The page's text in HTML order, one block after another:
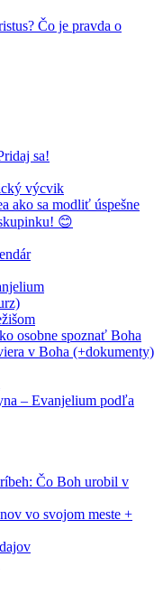
Čo je pravda o
sa!
výcvik
ako sa modliť úspešne
😊
osobne spoznať Boha
v Boha (+dokumenty)
– Evanjelium podľa
Čo Boh urobil v
vo svojom meste +